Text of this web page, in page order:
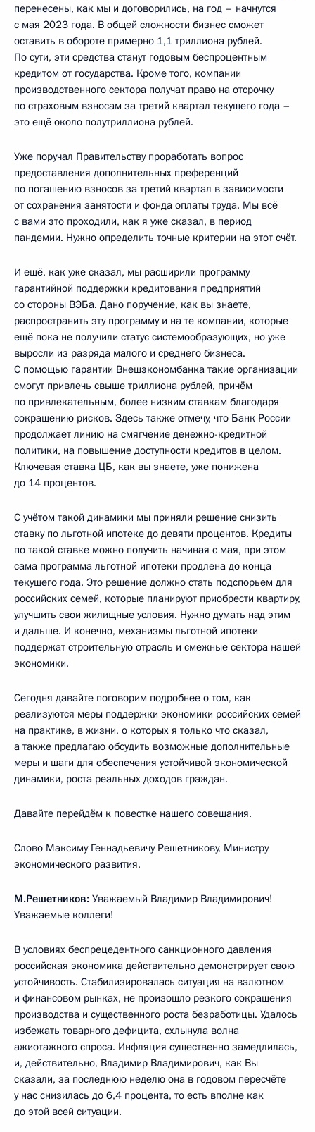
перенесены, как мы и договорились, на год – начнутся
с мая 2023 года. В общей сложности бизнес сможет
оставить в обороте примерно 1,1 триллиона рублей.
По сути, эти средства станут годовым беспроцентным
кредитом от государства. Кроме того, компании
производственного сектора получат право на отсрочку
по страховым взносам за третий квартал текущего года –
это ещё около полутриллиона рублей.
Уже поручал Правительству проработать вопрос
предоставления дополнительных преференций
по погашению взносов за третий квартал в зависимости
от сохранения занятости и фонда оплаты труда. Мы всё
с вами это проходили, как я уже сказал, в период
пандемии. Нужно определить точные критерии на этот счёт.
И ещё, как уже сказал, мы расширили программу
гарантийной поддержки кредитования предприятий
со стороны ВЭБа. Дано поручение, как вы знаете,
распространить эту программу и на те компании, которые
ещё пока не получили статус системообразующих, но уже
выросли из разряда малого и среднего бизнеса.
С помощью гарантии Внешэкономбанка такие организации
смогут привлечь свыше триллиона рублей, причём
по привлекательным, более низким ставкам благодаря
сокращению рисков. Здесь также отмечу, что Банк России
продолжает линию на смягчение денежно-кредитной
политики, на повышение доступности кредитов в целом.
Ключевая ставка ЦБ, как вы знаете, уже понижена
до 14 процентов.
С учётом такой динамики мы приняли решение снизить
ставку по льготной ипотеке до девяти процентов. Кредиты
по такой ставке можно получить начиная с мая, при этом
сама программа льготной ипотеки продлена до конца
текущего года. Это решение должно стать подспорьем для
российских семей, которые планируют приобрести квартиру,
улучшить свои жилищные условия. Нужно думать над этим
и дальше. И конечно, механизмы льготной ипотеки
поддержат строительную отрасль и смежные сектора нашей
экономики.
Сегодня давайте поговорим подробнее о том, как
реализуются меры поддержки экономики российских семей
на практике, в жизни, о которых я только что сказал,
а также предлагаю обсудить возможные дополнительные
меры и шаги для обеспечения устойчивой экономической
динамики, роста реальных доходов граждан.
Давайте перейдём к повестке нашего совещания.
Слово Максиму Геннадьевичу Решетникову, Министру
экономического развития.
М.Решетников: Уважаемый Владимир Владимирович!
Уважаемые коллеги!
В условиях беспрецедентного санкционного давления
российская экономика действительно демонстрирует свою
устойчивость. Стабилизировалась ситуация на валютном
и финансовом рынках, не произошло резкого сокращения
производства и существенного роста безработицы. Удалось
избежать товарного дефицита, схлынула волна
ажиотажного спроса. Инфляция существенно замедлилась,
и, действительно, Владимир Владимирович, как Вы
сказали, за последнюю неделю она в годовом пересчёте
у нас снизилась до 6,4 процента, то есть вполне как
до этой всей ситуации.